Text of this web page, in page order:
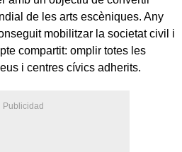
de les arts escèniques. Any
mobilitzar la societat civil i
compartit: omplir totes les
i centres cívics adherits.